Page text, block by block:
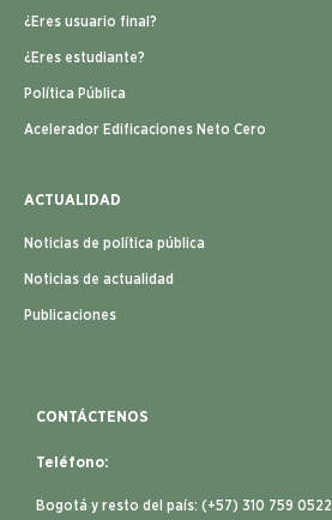
¿Eres usuario final?
¿Eres estudiante?
Política Pública
Acelerador Edificaciones Neto Cero
ACTUALIDAD
Noticias de política pública
Noticias de actualidad
Publicaciones
CONTÁCTENOS
Teléfono:
Bogotá y resto del país: (+57) 310 759 0522